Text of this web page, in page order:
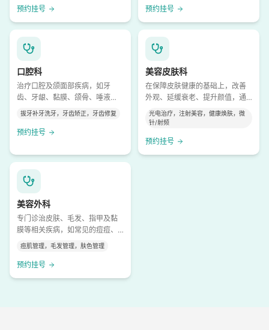
预约挂号 预约挂号
口腔科
治疗口腔及颌面部疾病，如牙
齿、牙龈、黏膜、颌骨、唾液
腺、颞下颌关节等多个部位，不
复、矫正、肿瘤、外伤等。
拔牙补牙洗牙，牙齿矫正，牙齿修复
预约挂号
美容皮肤科
在保障皮肤健康的基础上，改善
外观、延缓衰老、提升颜值‌，通
过医疗级手段解决皮肤的“亚健康”
和“美观”问题。
光电治疗，注射美容，健康焕肤，微
针/射频
预约挂号
美容外科
专门诊治皮肤、毛发、指甲及黏
膜等相关疾病，如常见的痘痘、
湿疹，以及复杂的自身免疫性皮
痘肌管理，毛发管理，肤色管理
预约挂号